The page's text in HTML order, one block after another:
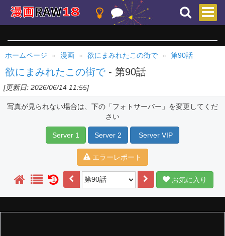
ホームページ 漫画 欲にまみれたこの街で 第90話
欲にまみれたこの街で - 第90話
[更新日: 2026/06/14 11:55]
写真が見られない場合は、下の「フォトサーバー」を変更してくだ
さい
Server 1 Server 2 Server VIP
エラーレポート
1 お気に入り